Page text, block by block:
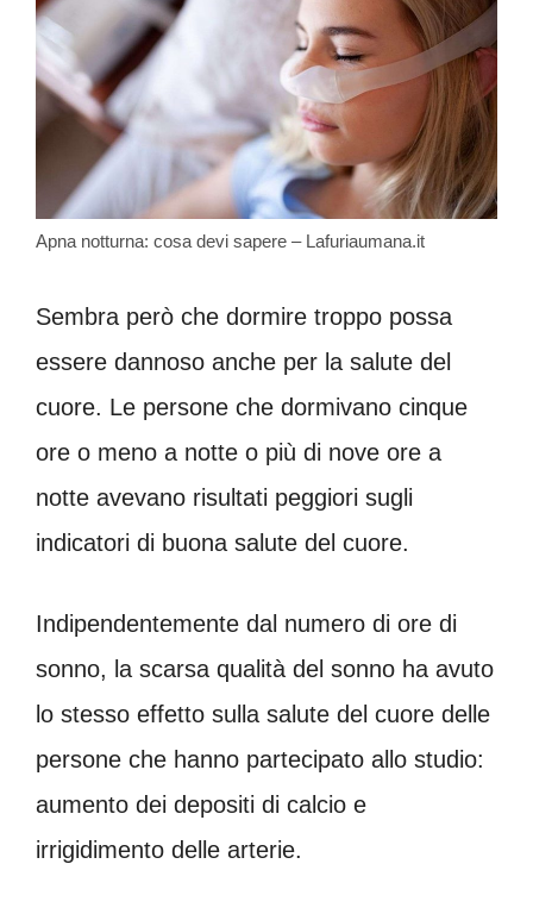
Apna notturna: cosa devi sapere – Lafuriaumana.it
Sembra però che dormire troppo possa
essere dannoso anche per la salute del
cuore. Le persone che dormivano cinque
ore o meno a notte o più di nove ore a
notte avevano risultati peggiori sugli
indicatori di buona salute del cuore.
Indipendentemente dal numero di ore di
sonno, la scarsa qualità del sonno ha avuto
lo stesso effetto sulla salute del cuore delle
persone che hanno partecipato allo studio:
aumento dei depositi di calcio e
irrigidimento delle arterie.